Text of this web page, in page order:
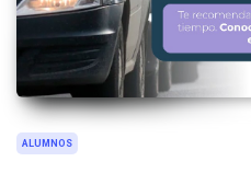
ALUMNOS